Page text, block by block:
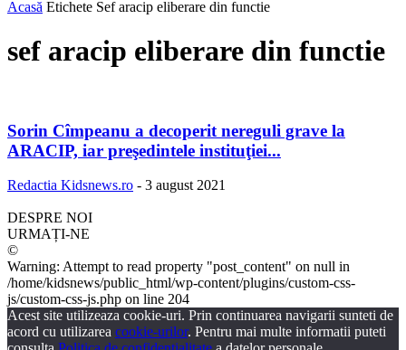
Acasă Etichete Sef aracip eliberare din functie
sef aracip eliberare din functie
Sorin Cîmpeanu a decoperit nereguli grave la
ARACIP, iar preşedintele instituţiei...
Redactia Kidsnews.ro - 3 august 2021
DESPRE NOI
URMAȚI-NE
©
Warning: Attempt to read property "post_content" on null in
/home/kidsnews/public_html/wp-content/plugins/custom-css-
js/custom-css-js.php on line 204
Acest site utilizeaza cookie-uri. Prin continuarea navigarii sunteti de
acord cu utilizarea cookie-urilor. Pentru mai multe informatii puteti